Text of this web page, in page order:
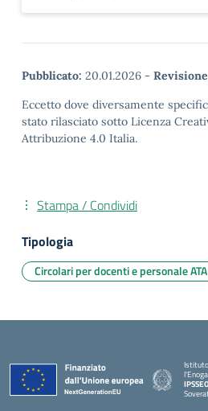
Pubblicato: 20.01.2026 -
Eccetto dove diversamente
stato rilasciato sotto Licenza
Attribuzione 4.0 Italia.
Stampa / Condividi
Tipologia
Circolari per docenti e personale ATA